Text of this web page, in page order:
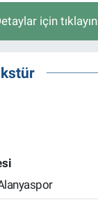
için tıklayın